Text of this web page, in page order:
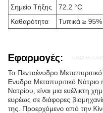
Σημείο Τήξης
72.2 °C
Καθαρότητα
Τυπικά ≥ 95%
Εφαρμογές:
Το Πενταένυδρο
Ενυδρα Μεταπυριτικό
Νατρίου, είναι μια ευέλικτη
ευρέως σε διάφορες
της. Προερχόμενο από την